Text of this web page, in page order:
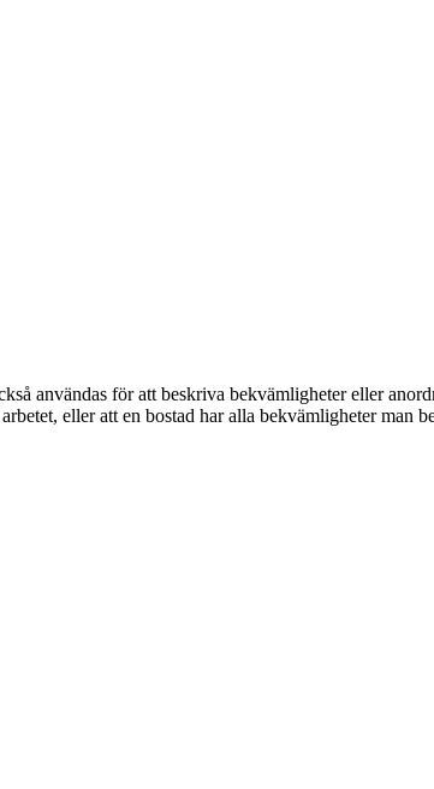
användas för att beskriva bekvämligheter eller
eller att en bostad har alla bekvämligheter man